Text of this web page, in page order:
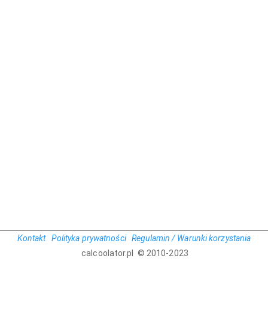
Kontakt Polityka prywatności Regulamin / Warunki korzystania
calcoolator.pl © 2010-2023